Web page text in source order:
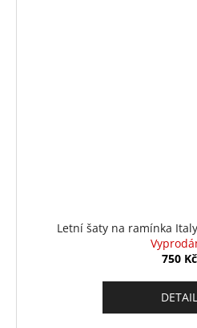
Letní šaty na ramínka
750 Kč
DETAIL